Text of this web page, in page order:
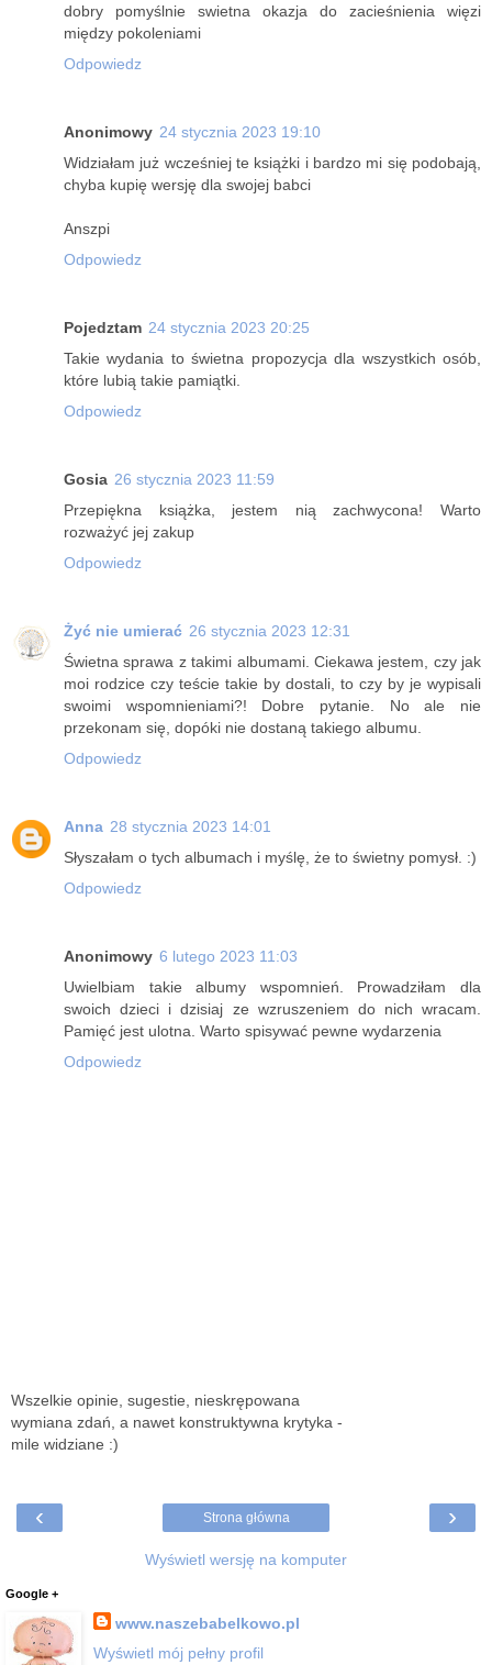
dobry pomyślnie swietna okazja do zacieśnienia więzi
między pokoleniami
Odpowiedz
Anonimowy 24 stycznia 2023 19:10
Widziałam już wcześniej te książki i bardzo mi się podobają,
chyba kupię wersję dla swojej babci
Anszpi
Odpowiedz
Pojedztam 24 stycznia 2023 20:25
Takie wydania to świetna propozycja dla wszystkich osób,
które lubią takie pamiątki.
Odpowiedz
Gosia 26 stycznia 2023 11:59
Przepiękna książka, jestem nią zachwycona! Warto
rozważyć jej zakup
Odpowiedz
Żyć nie umierać 26 stycznia 2023 12:31
Świetna sprawa z takimi albumami. Ciekawa jestem, czy jak
moi rodzice czy teście takie by dostali, to czy by je wypisali
swoimi wspomnieniami?! Dobre pytanie. No ale nie
przekonam się, dopóki nie dostaną takiego albumu.
Odpowiedz
Anna 28 stycznia 2023 14:01
Słyszałam o tych albumach i myślę, że to świetny pomysł. :)
Odpowiedz
Anonimowy 6 lutego 2023 11:03
Uwielbiam takie albumy wspomnień. Prowadziłam dla
swoich dzieci i dzisiaj ze wzruszeniem do nich wracam.
Pamięć jest ulotna. Warto spisywać pewne wydarzenia
Odpowiedz
Wszelkie opinie, sugestie, nieskrępowana
wymiana zdań, a nawet konstruktywna krytyka -
mile widziane :)
‹ ›
Strona główna
Wyświetl wersję na komputer
Google +
www.naszebabelkowo.pl
Wyświetl mój pełny profil